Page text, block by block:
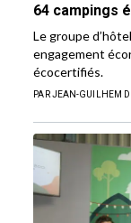
64 campings
Le groupe
engagement
écocertifiés.
PAR JEAN-GUILHEM